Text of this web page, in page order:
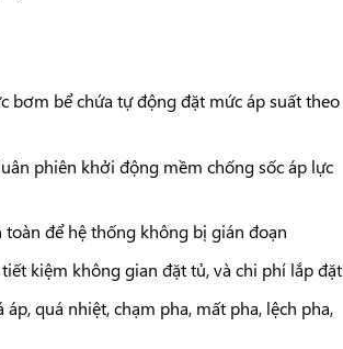
bơm bể chứa tự động đặt mức áp suất theo
phiên khởi động mềm chống sốc áp lực
để hệ thống không bị gián đoạn
kiệm không gian đặt tủ, và chi phí lắp đặt
quá nhiệt, chạm pha, mất pha, lệch pha,